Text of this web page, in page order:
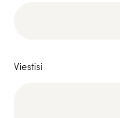
Viestisi